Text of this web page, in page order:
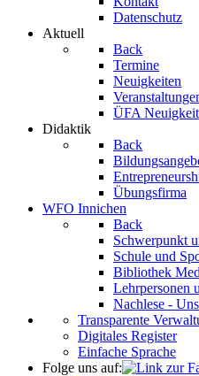
Datenschutz
Aktuell
Back
Termine
Neuigkeiten
ÜFA
Didaktik
Back
Übungsfirma
WFO Innichen
Back
Schwerpunkt
Schule und
Bibliothek
Lehrpersonen
Nachlese -
Transparente
Digitales Register
Einfache Sprache
Folge uns auf: